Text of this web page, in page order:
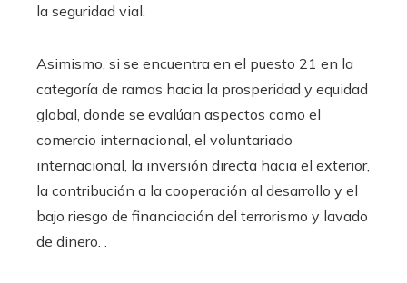
la seguridad vial.
Asimismo, si se encuentra en el puesto 21 en la
categoría de ramas hacia la prosperidad y equidad
global, donde se evalúan aspectos como el
comercio internacional, el voluntariado
internacional, la inversión directa hacia el exterior,
la contribución a la cooperación al desarrollo y el
bajo riesgo de financiación del terrorismo y lavado
de dinero. .